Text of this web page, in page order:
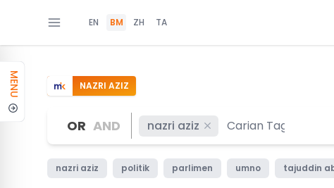
EN BM ZH TA
MENU NAZRI AZIZ
OR AND nazri aziz
nazri aziz politik parlimen umno tajuddin